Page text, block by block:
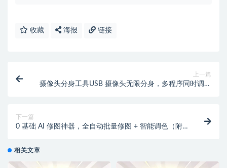
收藏 海报 链接
上一篇
摄像头分身工具USB 摄像头无限分身，多程序同时调用
下一篇
0 基础 AI 修图神器，全自动批量修图 + 智能调色（附
相关文章